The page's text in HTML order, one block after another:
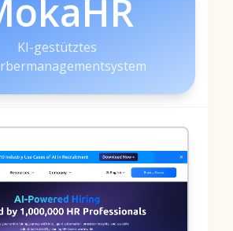
KI-gestütztes